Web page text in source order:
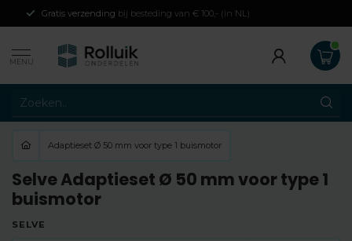
Gratis verzending bij besteding van € 100,- (in NL)
MENU
Adaptieset Ø 50 mm voor type 1 buismotor
Selve Adaptieset Ø 50 mm voor type 1
buismotor
SELVE